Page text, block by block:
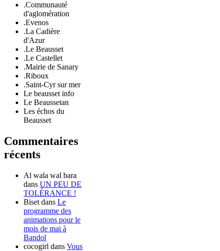
.Communauté
d'aglomération
.Evenos
.La Cadière
d'Azur
.Le Beausset
.Le Castellet
.Mairie de Sanary
.Riboux
.Saint-Cyr sur mer
Le beausset info
Le Beaussetan
Les échos du
Beausset
Commentaires
récents
Al wala wal bara
dans UN PEU DE
TOLÉRANCE !
Biset dans Le
programme des
animations pour le
mois de mai à
Bandol
cocogirl dans Vous